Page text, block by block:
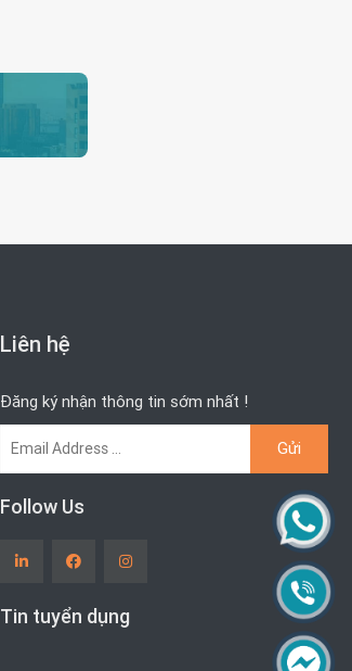
Liên hệ
Đăng ký nhận thông tin sớm nhất !
Follow Us
Tin tuyển dụng